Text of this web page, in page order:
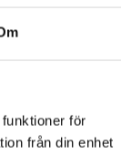
för
från din enhet